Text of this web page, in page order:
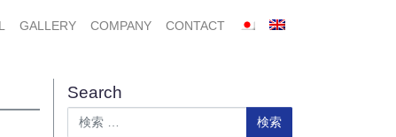
GALLERY COMPANY CONTACT
Search
検索